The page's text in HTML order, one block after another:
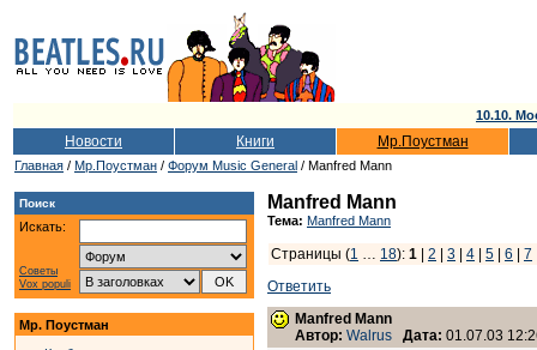
10.10.
Новости Книги Мр.Поустман
Главная / Мр.Поустман / Форум Music General / Manfred Mann
Поиск
Искать:
Советы
Vox populi
Мр. Поустман
Manfred Mann
Тема: Manfred Mann
Страницы (1 … 18): 1 2 3 4 5 6 7
Ответить
Manfred Mann
Автор: Walrus Дата: 01.07.03